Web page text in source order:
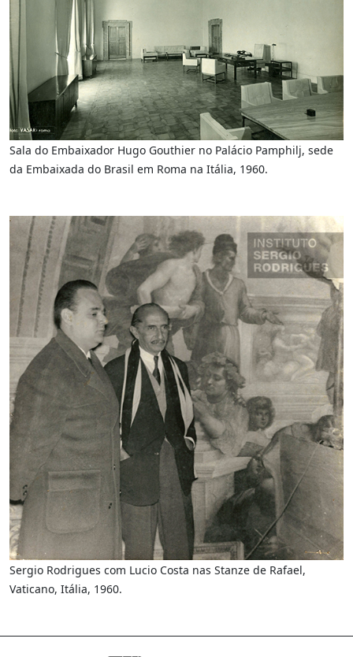
Sala do Embaixador Hugo Gouthier no Palácio Pamphilj, sede
da Embaixada do Brasil em Roma na Itália, 1960.
Sergio Rodrigues com Lucio Costa nas Stanze de Rafael,
Vaticano, Itália, 1960.